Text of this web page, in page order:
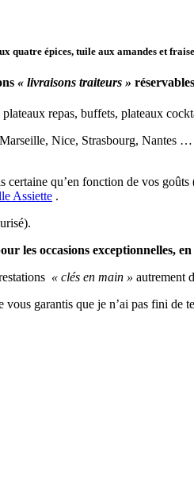
quatre épices, tuile aux amandes et
« livraisons traiteurs »
repas, buffets, plateaux
Nice, Strasbourg, Nantes
certaine qu’en fonction de vos
Assiette .
les occasions exceptionnelles,
« clés en main » autrement
vous garantis que je n’ai pas fini